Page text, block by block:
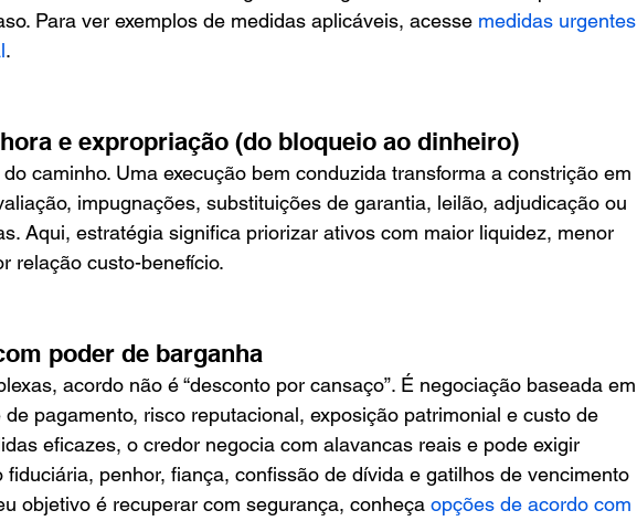
Para ver exemplos de medidas aplicáveis, acesse medidas urgentes
.
e expropriação (do bloqueio ao dinheiro)
caminho. Uma execução bem conduzida transforma a constrição em
impugnações, substituições de garantia, leilão, adjudicação ou
Aqui, estratégia significa priorizar ativos com maior liquidez, menor
relação custo-benefício.
poder de barganha
acordo não é “desconto por cansaço”. É negociação baseada em
pagamento, risco reputacional, exposição patrimonial e custo de
eficazes, o credor negocia com alavancas reais e pode exigir
fiduciária, penhor, fiança, confissão de dívida e gatilhos de vencimento
objetivo é recuperar com segurança, conheça opções de acordo com